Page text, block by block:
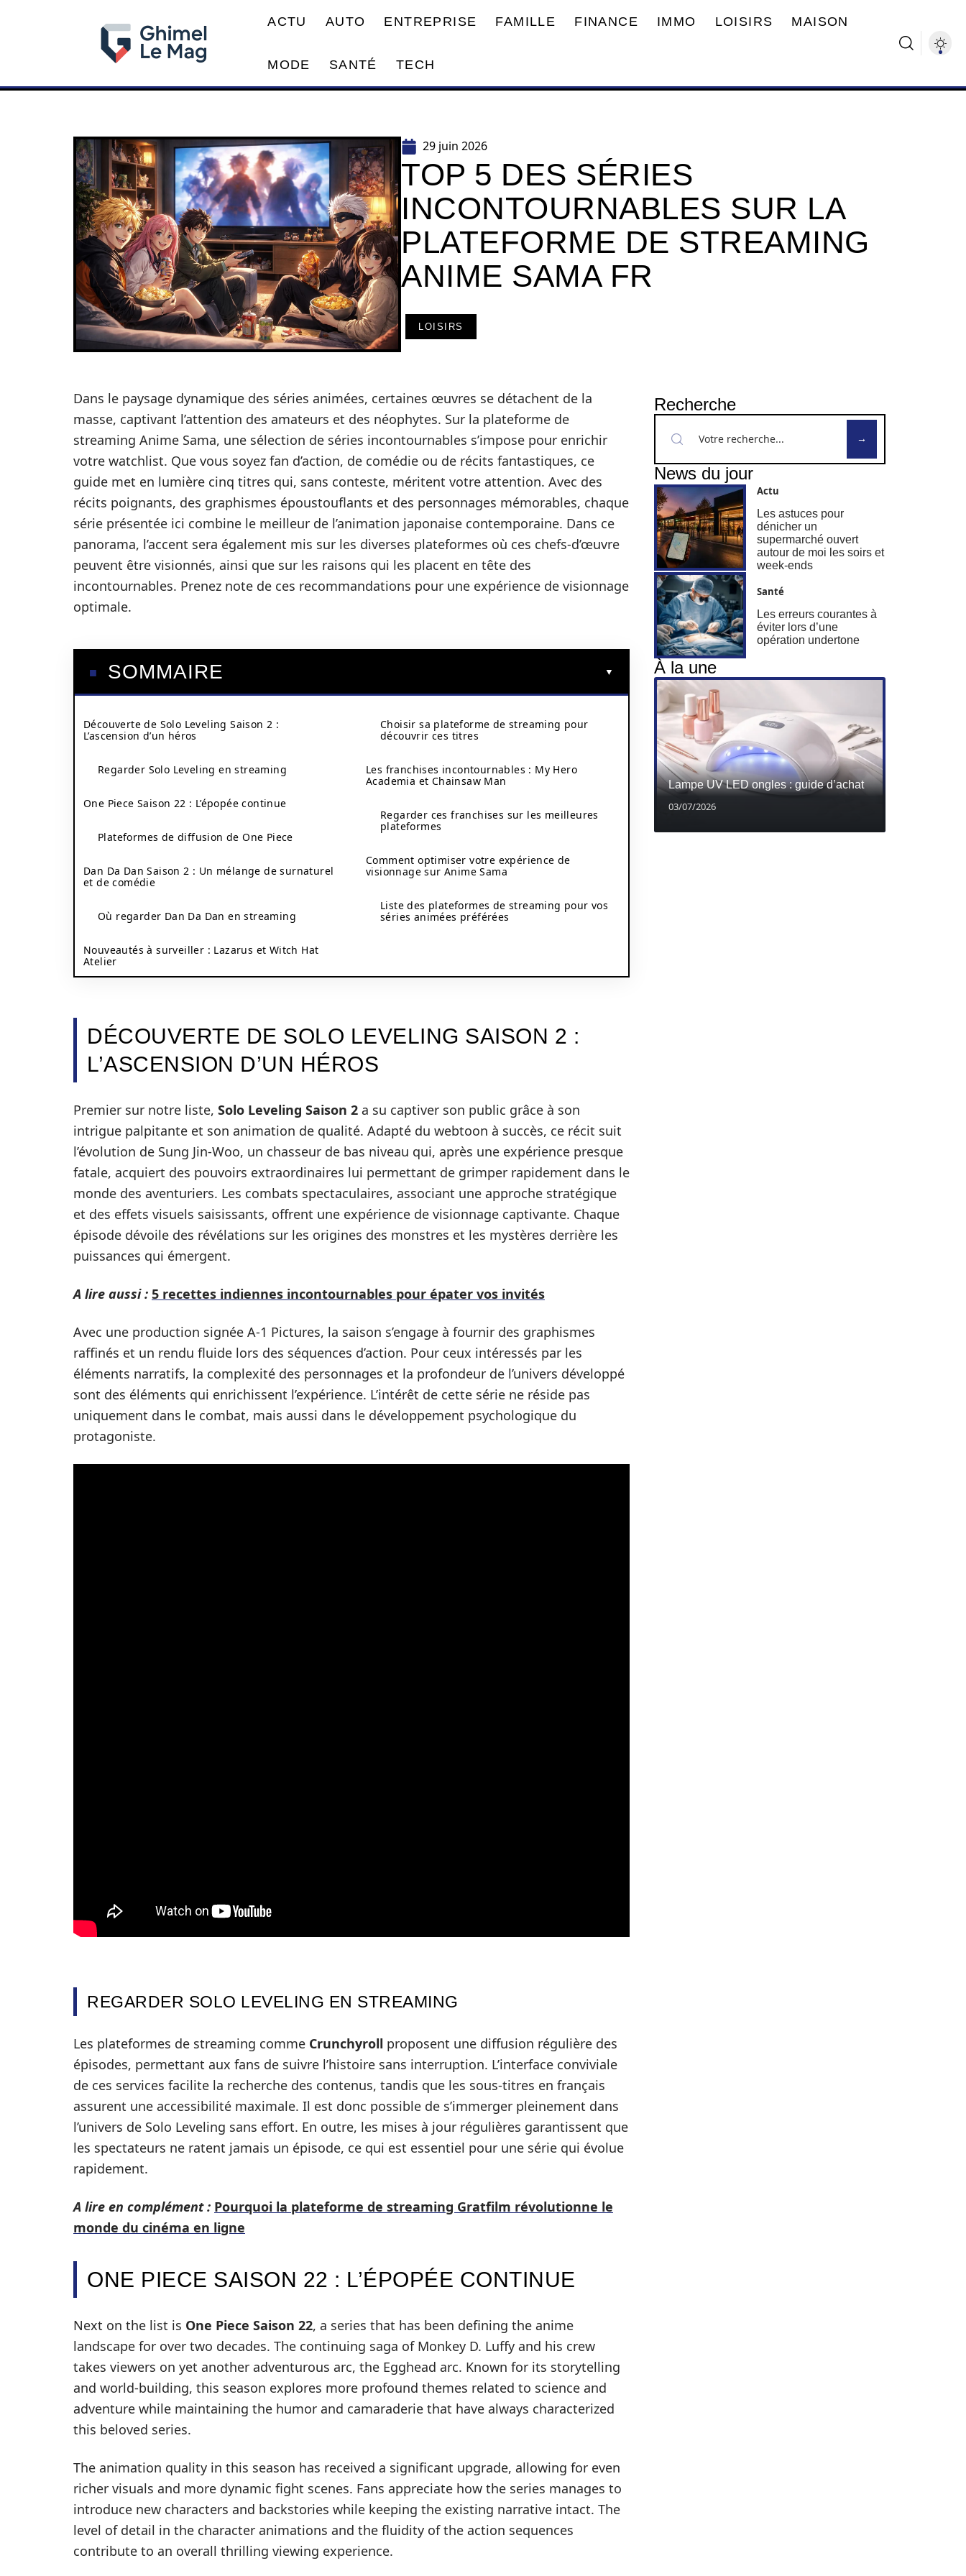
ACTU AUTO ENTREPRISE FAMILLE FINANCE IMMO LOISIRS MAISON
MODE SANTÉ TECH
29 juin 2026
TOP 5 DES SÉRIES
INCONTOURNABLES SUR LA
PLATEFORME DE STREAMING
ANIME SAMA FR
LOISIRS
Dans le paysage dynamique des séries animées, certaines œuvres se détachent de la
masse, captivant l’attention des amateurs et des néophytes. Sur la plateforme de
streaming Anime Sama, une sélection de séries incontournables s’impose pour enrichir
votre watchlist. Que vous soyez fan d’action, de comédie ou de récits fantastiques, ce
guide met en lumière cinq titres qui, sans conteste, méritent votre attention. Avec des
récits poignants, des graphismes époustouflants et des personnages mémorables, chaque
série présentée ici combine le meilleur de l’animation japonaise contemporaine. Dans ce
panorama, l’accent sera également mis sur les diverses plateformes où ces chefs-d’œuvre
peuvent être visionnés, ainsi que sur les raisons qui les placent en tête des
incontournables. Prenez note de ces recommandations pour une expérience de visionnage
optimale.
SOMMAIRE
Découverte de Solo Leveling Saison 2 :
L’ascension d’un héros
Regarder Solo Leveling en streaming
One Piece Saison 22 : L’épopée continue
Plateformes de diffusion de One Piece
Dan Da Dan Saison 2 : Un mélange de surnaturel
et de comédie
Où regarder Dan Da Dan en streaming
Nouveautés à surveiller : Lazarus et Witch Hat
Atelier
Choisir sa plateforme de streaming pour
découvrir ces titres
Les franchises incontournables : My Hero
Academia et Chainsaw Man
Regarder ces franchises sur les meilleures
plateformes
Comment optimiser votre expérience de
visionnage sur Anime Sama
Liste des plateformes de streaming pour vos
séries animées préférées
DÉCOUVERTE DE SOLO LEVELING SAISON 2 :
L’ASCENSION D’UN HÉROS
Premier sur notre liste, Solo Leveling Saison 2 a su captiver son public grâce à son
intrigue palpitante et son animation de qualité. Adapté du webtoon à succès, ce récit suit
l’évolution de Sung Jin-Woo, un chasseur de bas niveau qui, après une expérience presque
fatale, acquiert des pouvoirs extraordinaires lui permettant de grimper rapidement dans le
monde des aventuriers. Les combats spectaculaires, associant une approche stratégique
et des effets visuels saisissants, offrent une expérience de visionnage captivante. Chaque
épisode dévoile des révélations sur les origines des monstres et les mystères derrière les
puissances qui émergent.
A lire aussi : 5 recettes indiennes incontournables pour épater vos invités
Avec une production signée A-1 Pictures, la saison s’engage à fournir des graphismes
raffinés et un rendu fluide lors des séquences d’action. Pour ceux intéressés par les
éléments narratifs, la complexité des personnages et la profondeur de l’univers développé
sont des éléments qui enrichissent l’expérience. L’intérêt de cette série ne réside pas
uniquement dans le combat, mais aussi dans le développement psychologique du
protagoniste.
REGARDER SOLO LEVELING EN STREAMING
Les plateformes de streaming comme Crunchyroll proposent une diffusion régulière des
épisodes, permettant aux fans de suivre l’histoire sans interruption. L’interface conviviale
de ces services facilite la recherche des contenus, tandis que les sous-titres en français
assurent une accessibilité maximale. Il est donc possible de s’immerger pleinement dans
l’univers de Solo Leveling sans effort. En outre, les mises à jour régulières garantissent que
les spectateurs ne ratent jamais un épisode, ce qui est essentiel pour une série qui évolue
rapidement.
A lire en complément : Pourquoi la plateforme de streaming Gratfilm révolutionne le
monde du cinéma en ligne
ONE PIECE SAISON 22 : L’ÉPOPÉE CONTINUE
Next on the list is One Piece Saison 22, a series that has been defining the anime
landscape for over two decades. The continuing saga of Monkey D. Luffy and his crew
takes viewers on yet another adventurous arc, the Egghead arc. Known for its storytelling
and world-building, this season explores more profound themes related to science and
adventure while maintaining the humor and camaraderie that have always characterized
this beloved series.
The animation quality in this season has received a significant upgrade, allowing for even
richer visuals and more dynamic fight scenes. Fans appreciate how the series manages to
introduce new characters and backstories while keeping the existing narrative intact. The
level of detail in the character animations and the fluidity of the action sequences
contribute to an overall thrilling viewing experience.
Recherche
News du jour
Actu
Les astuces pour
dénicher un
supermarché ouvert
autour de moi les soirs et
week-ends
Santé
Les erreurs courantes à
éviter lors d’une
opération undertone
À la une
Lampe UV LED ongles : guide d’achat
03/07/2026